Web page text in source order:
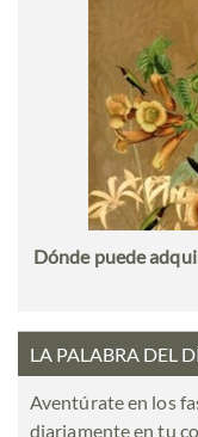
Dónde puede
LA PALABRA DEL
Aventúrate en los
diariamente en tu